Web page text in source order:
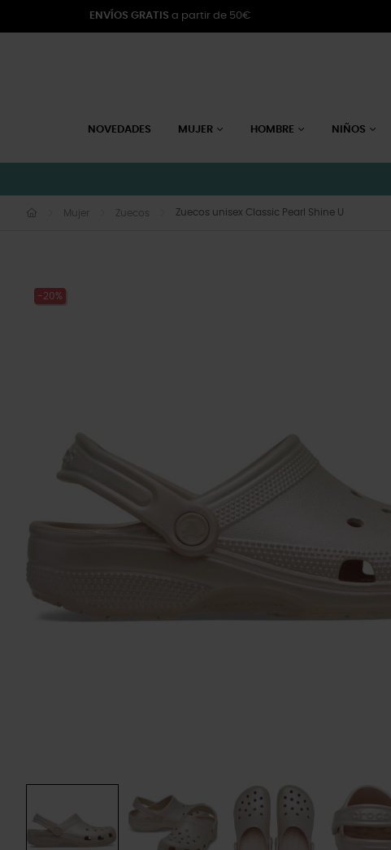
ENVÍOS GRATIS a partir de 50€
NOVEDADES MUJER HOMBRE NIÑOS
Mujer Zuecos Zuecos unisex Classic Pearl Shine U
-20%